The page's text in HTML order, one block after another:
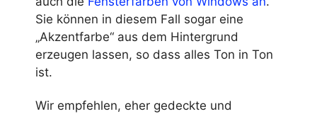
Sie können in diesem Fall sogar eine
„Akzentfarbe“ aus dem Hintergrund
erzeugen lassen, so dass alles Ton in Ton
ist.
Wir empfehlen, eher gedeckte und